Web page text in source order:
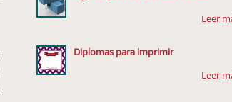
Diplomas para imprimir